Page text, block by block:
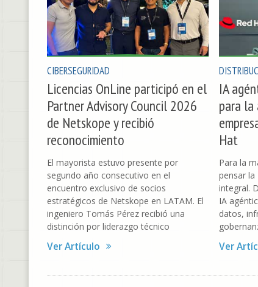
CIBERSEGURIDAD
Licencias OnLine participó en el
Partner Advisory Council 2026
de Netskope y recibió
reconocimiento
El mayorista estuvo presente por
segundo año consecutivo en el
encuentro exclusivo de socios
estratégicos de Netskope en LATAM. El
ingeniero Tomás Pérez recibió una
distinción por liderazgo técnico
Ver Artículo
IA
para
Hat
Para la
pensar
integral.
IA
datos,
Ver